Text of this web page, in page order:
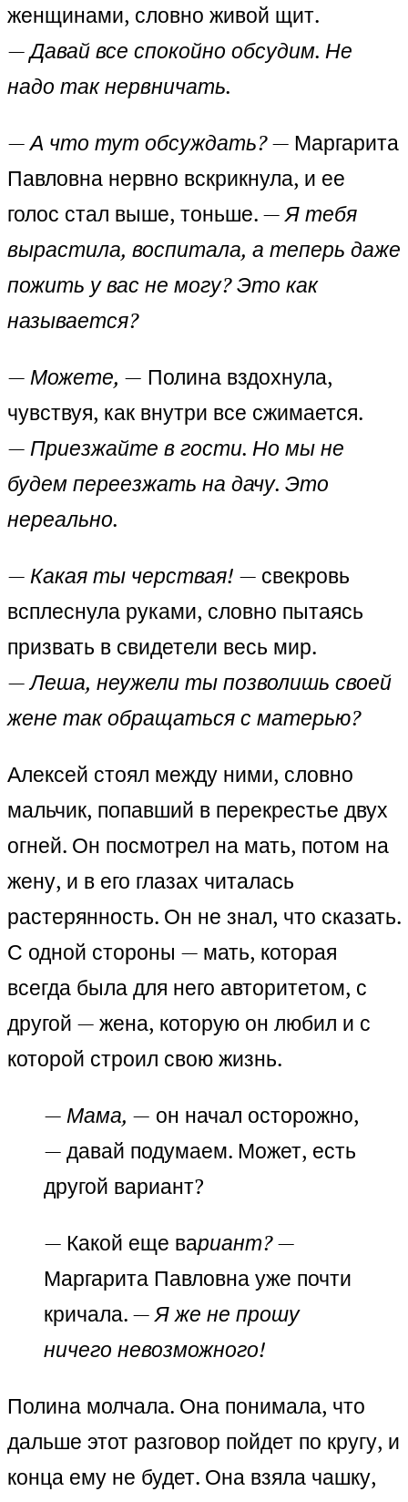
женщинами, словно живой щит.
—Давай все спокойно обсудим. Не
надо так нервничать.
—А что тут обсуждать?— Маргарита
Павловна нервно вскрикнула, и ее
голос стал выше, тоньше. —Я тебя
вырастила, воспитала, а теперь даже
пожить у вас не могу? Это как
называется?
—Можете, — Полина вздохнула,
чувствуя, как внутри все сжимается.
—Приезжайте в гости. Но мы не
будем переезжать на дачу. Это
нереально.
—Какая ты черствая! — свекровь
всплеснула руками, словно пытаясь
призвать в свидетели весь мир.
—Леша, неужели ты позволишь своей
жене так обращаться с матерью?
Алексей стоял между ними, словно
мальчик, попавший в перекрестье двух
огней. Он посмотрел на мать, потом на
жену, и в его глазах читалась
растерянность. Он не знал, что сказать.
С одной стороны — мать, которая
всегда была для него авторитетом, с
другой — жена, которую он любил и с
которой строил свою жизнь.
—Мама, — он начал осторожно,
— давай подумаем. Может, есть
другой вариант?
— Какой еще вариант?—
Маргарита Павловна уже почти
кричала. —Я же не прошу
ничего невозможного!
Полина молчала. Она понимала, что
дальше этот разговор пойдет по кругу, и
конца ему не будет. Она взяла чашку,